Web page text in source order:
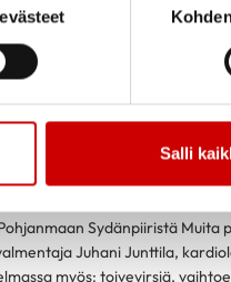
Salli
19.11.-21.11.
terveydestä
liittyvää asiaa: luentoja,
Sydänpiiristä Muita
Juhani Junttila,
myös: toivevirsiä,